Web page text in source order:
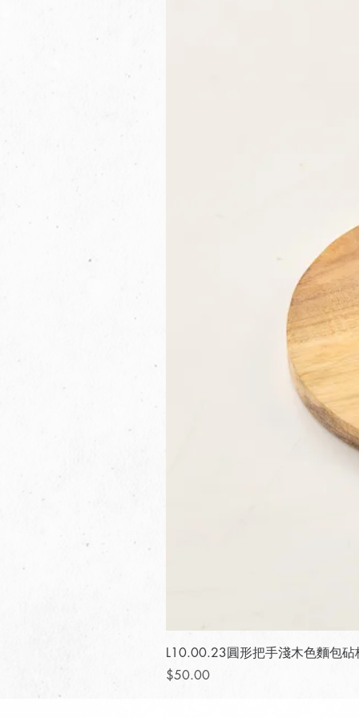
L10.00.23圓形把手淺木色麵包砧
價格
$50.00